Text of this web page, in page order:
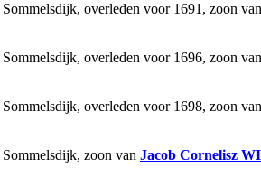
overleden voor 1691, zoon van
overleden voor 1696, zoon van
overleden voor 1698, zoon van
zoon van Jacob Cornelisz